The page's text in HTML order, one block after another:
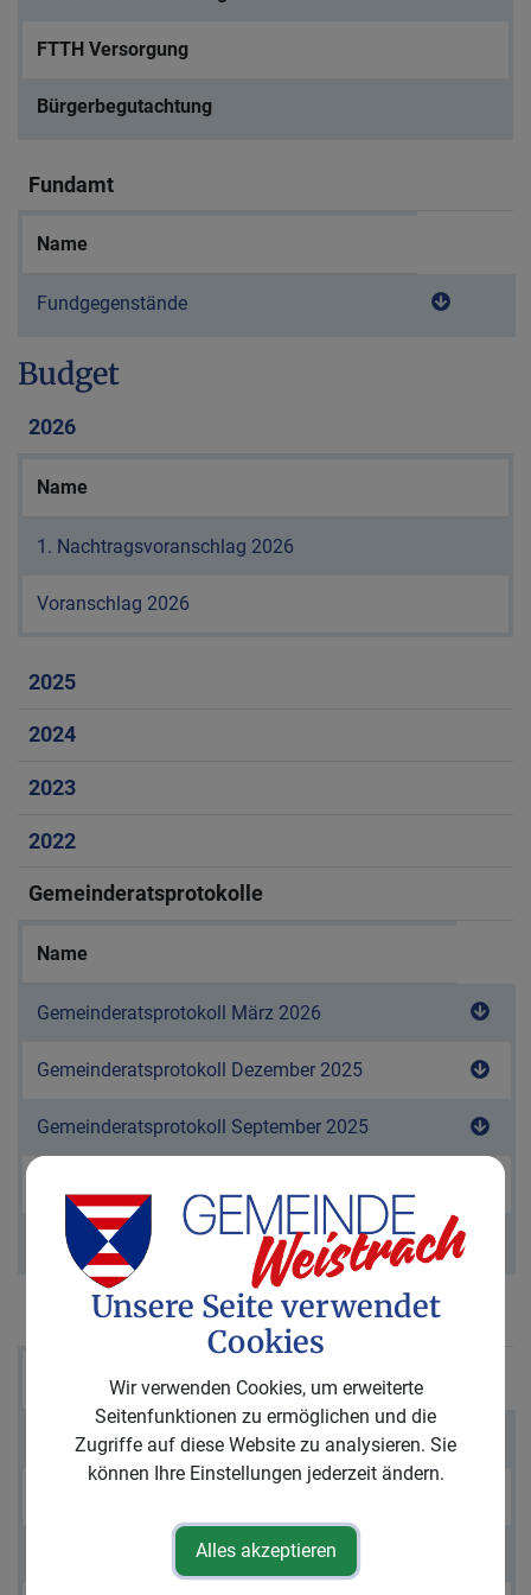
FTTH Versorgung
Bürgerbegutachtung
Fundamt
Name
Fundgegenstände
Budget
2026
Name
1. Nachtragsvoranschlag 2026
Voranschlag 2026
2025
2024
2023
2022
Gemeinderatsprotokolle
Name
Gemeinderatsprotokoll März 2026
Gemeinderatsprotokoll Dezember 2025
Gemeinderatsprotokoll September 2025
Gemeinderatsprotokoll März 2025
Trinkwasserbefunde
Trinkwasserbefund Ortsnetz 2026
Trinkwasserbefund Pfarrsiedlung 2024
Unsere Seite verwendet
Cookies
Wir verwenden Cookies, um erweiterte
Seitenfunktionen zu ermöglichen und die
Zugriffe auf diese Website zu analysieren. Sie
können Ihre Einstellungen jederzeit ändern.
Alles akzeptieren